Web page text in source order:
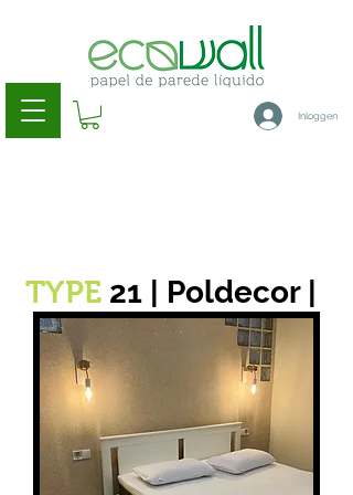
Inloggen
TYPE 21 | Poldecor |